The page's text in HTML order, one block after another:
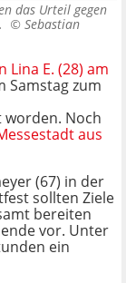
das Urteil gegen
© Sebastian
E. (28) am
Samstag zum
worden. Noch
aus
(67) in der
sollten Ziele
bereiten
vor. Unter
ein